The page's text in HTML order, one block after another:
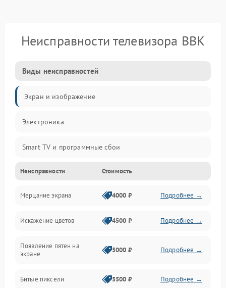
Неисправности телевизора BBK
Виды неисправностей
Экран и изображение
Электроника
Smart TV и программные сбои
Питание и запуск
Подсветка и LED-модули
Звук и аудиосистема
Сигнал и приём каналов
Неисправности Стоимость
Мерцание экрана 4000 ₽ Подробнее →
Искажение цветов 4500 ₽ Подробнее →
Появление пятен на
экране
5000 ₽ Подробнее →
Битые пиксели 5500 ₽ Подробнее →